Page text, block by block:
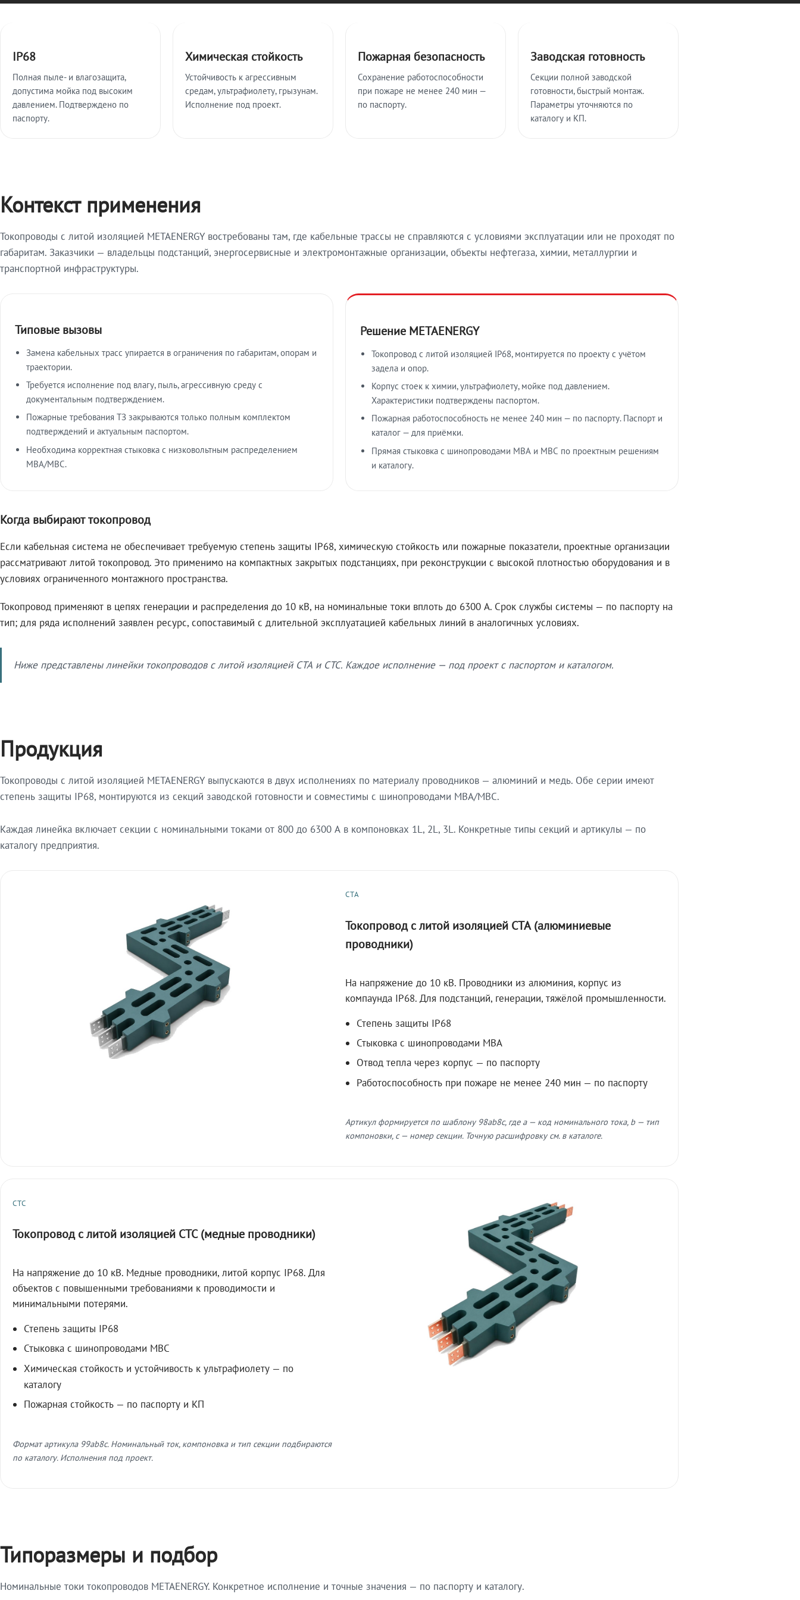
IP68
Полная пыле- и влагозащита,
допустима мойка под высоким
давлением. Подтверждено по
паспорту.
Химическая стойкость
Устойчивость к агрессивным
средам, ультрафиолету, грызунам.
Исполнение под проект.
Пожарная безопасность
Сохранение работоспособности
при пожаре не менее 240 мин —
по паспорту.
Заводская готовность
Секции полной заводской
готовности, быстрый монтаж.
Параметры уточняются по
каталогу и КП.
Контекст применения
Токопроводы с литой изоляцией METAENERGY востребованы там, где кабельные трассы не справляются с условиями эксплуатации или не проходят по
габаритам. Заказчики — владельцы подстанций, энергосервисные и электромонтажные организации, объекты нефтегаза, химии, металлургии и
транспортной инфраструктуры.
Типовые вызовы
Замена кабельных трасс упирается в ограничения по габаритам, опорам и
траектории.
Требуется исполнение под влагу, пыль, агрессивную среду с
документальным подтверждением.
Пожарные требования ТЗ закрываются только полным комплектом
подтверждений и актуальным паспортом.
Необходима корректная стыковка с низковольтным распределением
МВА/МВС.
Решение METAENERGY
Токопровод с литой изоляцией IP68, монтируется по проекту с учётом
задела и опор.
Корпус стоек к химии, ультрафиолету, мойке под давлением.
Характеристики подтверждены паспортом.
Пожарная работоспособность не менее 240 мин — по паспорту. Паспорт и
каталог — для приёмки.
Прямая стыковка с шинопроводами МВА и МВС по проектным решениям
и каталогу.
Когда выбирают токопровод
Если кабельная система не обеспечивает требуемую степень защиты IP68, химическую стойкость или пожарные показатели, проектные организации
рассматривают литой токопровод. Это применимо на компактных закрытых подстанциях, при реконструкции с высокой плотностью оборудования и в
условиях ограниченного монтажного пространства.
Токопровод применяют в цепях генерации и распределения до 10 кВ, на номинальные токи вплоть до 6300 А. Срок службы системы — по паспорту на
тип; для ряда исполнений заявлен ресурс, сопоставимый с длительной эксплуатацией кабельных линий в аналогичных условиях.
Ниже представлены линейки токопроводов с литой изоляцией СТА и СТС. Каждое исполнение — под проект с паспортом и каталогом.
Продукция
Токопроводы с литой изоляцией METAENERGY выпускаются в двух исполнениях по материалу проводников — алюминий и медь. Обе серии имеют
степень защиты IP68, монтируются из секций заводской готовности и совместимы с шинопроводами МВА/МВС.
Каждая линейка включает секции с номинальными токами от 800 до 6300 А в компоновках 1L, 2L, 3L. Конкретные типы секций и артикулы — по
каталогу предприятия.
СТА
Токопровод с литой изоляцией СТА (алюминиевые
проводники)
На напряжение до 10 кВ. Проводники из алюминия, корпус из
компаунда IP68. Для подстанций, генерации, тяжёлой промышленности.
Степень защиты IP68
Стыковка с шинопроводами МВА
Отвод тепла через корпус — по паспорту
Работоспособность при пожаре не менее 240 мин — по паспорту
Артикул формируется по шаблону 98ab8c, где a — код номинального тока, b — тип
компоновки, c — номер секции. Точную расшифровку см. в каталоге.
СТС
Токопровод с литой изоляцией СТС (медные проводники)
На напряжение до 10 кВ. Медные проводники, литой корпус IP68. Для
объектов с повышенными требованиями к проводимости и
минимальными потерями.
Степень защиты IP68
Стыковка с шинопроводами МВС
Химическая стойкость и устойчивость к ультрафиолету — по
каталогу
Пожарная стойкость — по паспорту и КП
Формат артикула 99ab8c. Номинальный ток, компоновка и тип секции подбираются
по каталогу. Исполнения под проект.
Типоразмеры и подбор
Номинальные токи токопроводов METAENERGY. Конкретное исполнение и точные значения — по паспорту и каталогу.